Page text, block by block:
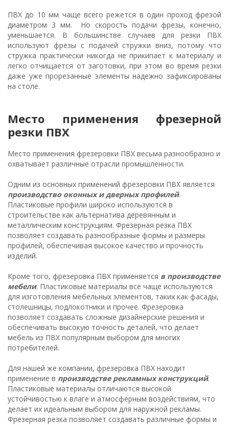
ПВХ до 10 мм чаще всего режется в один проход фрезой
диаметром 3 мм. Но скорость подачи фрезы, конечно,
уменьшается. В большинстве случаев для резки ПВХ
используют фрезы с подачей стружки вниз, потому что
стружка практически никогда не прикипает к материалу и
легко отчищается от заготовки, при этом во время резки
даже уже прорезанные элементы надежно зафиксированы
на столе.
Место применения фрезерной
резки ПВХ
Место применения фрезеровки ПВХ весьма разнообразно и
охватывает различные отрасли промышленности.
Одним из основных применений фрезеровки ПВХ является
производство оконных и дверных профилей.
Пластиковые профили широко используются в
строительстве как альтернатива деревянным и
металлическим конструкциям. Фрезерная резка ПВХ
позволяет создавать разнообразные формы и размеры
профилей, обеспечивая высокое качество и прочность
изделий.
Кроме того, фрезеровка ПВХ применяется в производстве
мебели. Пластиковые материалы все чаще используются
для изготовления мебельных элементов, таких как фасады,
столешницы, подлокотники и прочее. Фрезеровка
позволяет создавать сложные дизайнерские решения и
обеспечивать высокую точность деталей, что делает
мебель из ПВХ популярным выбором для многих
потребителей.
Для нашей же компании, фрезеровка ПВХ находит
применение в производстве рекламных конструкций.
Пластиковые материалы отличаются высокой
устойчивостью к влаге и атмосферным воздействиям, что
делает их идеальным выбором для наружной рекламы.
Фрезерная резка позволяет создавать различные формы и